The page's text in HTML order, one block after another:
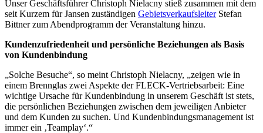
Unser Geschäftsführer Christoph Nielacny stieß zusammen mit dem
seit Kurzem für Jansen zuständigen GebietsverkaufsleiterStefan
Bittner zum Abendprogramm der Veranstaltung hinzu.
Kundenzufriedenheit und persönliche Beziehungen als Basis
von Kundenbindung
„Solche Besuche“, so meint Christoph Nielacny, „zeigen wie in
einem Brennglas zwei Aspekte der FLECK-Vertriebsarbeit: Eine
wichtige Ursache für Kundenbindung in unserem Geschäft ist stets,
die persönlichen Beziehungen zwischen dem jeweiligen Anbieter
und dem Kunden zu suchen. Und Kundenbindungsmanagement ist
immer ein ‚Teamplay‘.“